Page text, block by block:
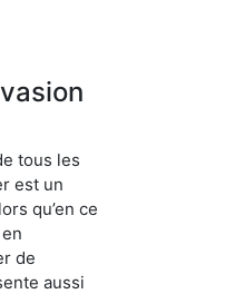
tous les
est un
qu’en ce
de
aussi